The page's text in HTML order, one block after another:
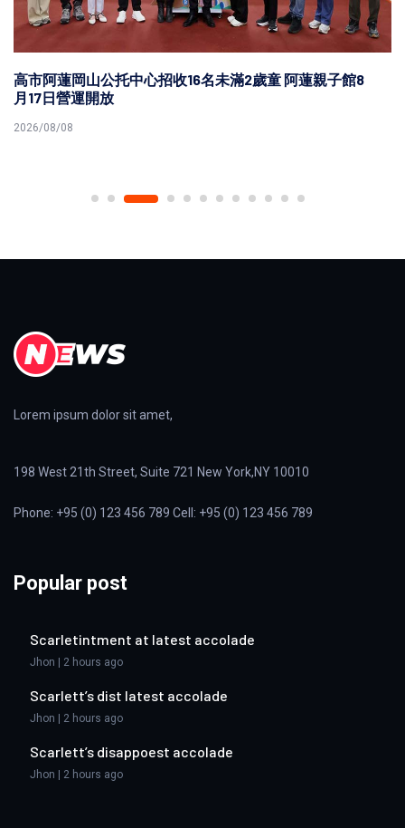
高市阿蓮岡山公托中心招收16名未滿2歲童 阿蓮親子館8
月17日營運開放
2026/08/08
Lorem ipsum dolor sit amet,
198 West 21th Street, Suite 721 New York,NY 10010
Phone: +95 (0) 123 456 789 Cell: +95 (0) 123 456 789
Popular post
Scarletintment at latest accolade
Jhon | 2 hours ago
Scarlett’s dist latest accolade
Jhon | 2 hours ago
Scarlett’s disappoest accolade
Jhon | 2 hours ago